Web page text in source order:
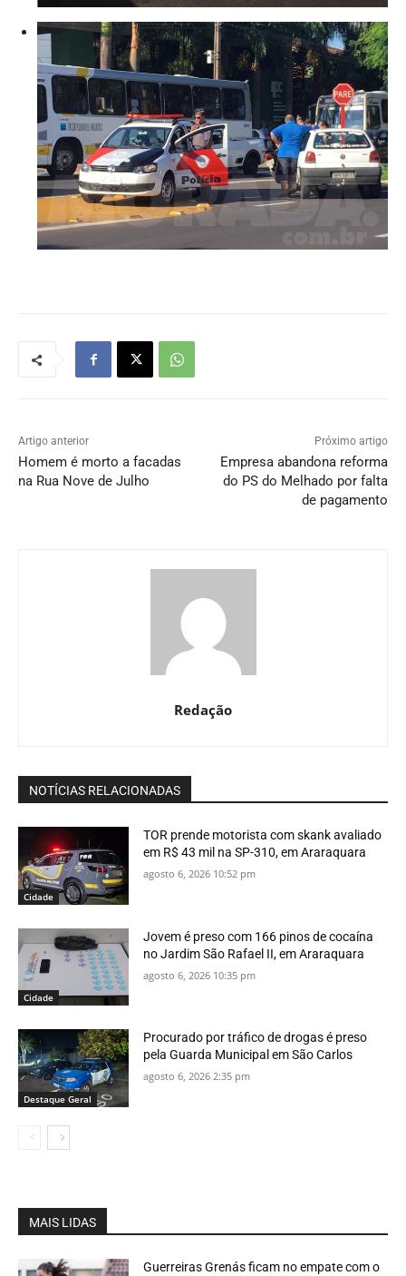
Artigo anterior
Homem é morto a facadas
na Rua Nove de Julho
Próximo artigo
Empresa abandona reforma
do PS do Melhado por falta
de pagamento
Redação
NOTÍCIAS RELACIONADAS
Cidade
TOR prende motorista com skank avaliado
em R$ 43 mil na SP-310, em Araraquara
agosto 6, 2026 10:52 pm
Cidade
Jovem é preso com 166 pinos de cocaína
no Jardim São Rafael II, em Araraquara
agosto 6, 2026 10:35 pm
Destaque Geral
Procurado por tráfico de drogas é preso
pela Guarda Municipal em São Carlos
agosto 6, 2026 2:35 pm
MAIS LIDAS
Guerreiras Grenás ficam no empate com o